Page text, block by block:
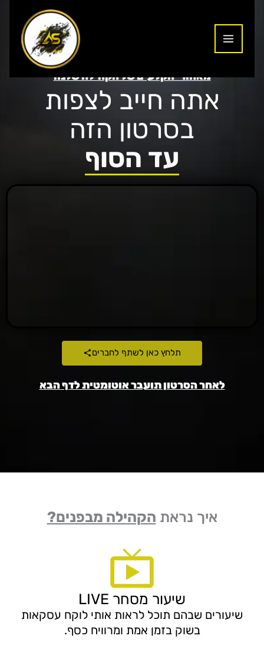
מאחורי הקלעים של הקהילה שלנו:
אתה חייב לצפות
בסרטון הזה
עד הסוף
תלחץ כאן לשתף לחברים
לאחר הסרטון תועבר אוטומטית לדף הבא
איך נראת הקהילה מבפנים?
שיעור מסחר LIVE
שיעורים שבהם תוכל לראות אותי לוקח עסקאות
בשוק בזמן אמת ומרוויח כסף.